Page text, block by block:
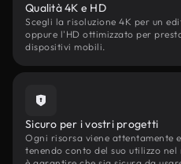
Qualità 4K e HD
Scegli la risoluzione 4K per un
oppure l'HD ottimizzato per
dispositivi mobili.
Sicuro per i vostri progetti
Ogni risorsa viene attentamente
tenendo conto del suo utilizzo